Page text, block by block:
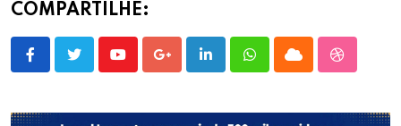
COMPARTILHE:
YoutubeGoogle+LinkedInWhatsappCloud